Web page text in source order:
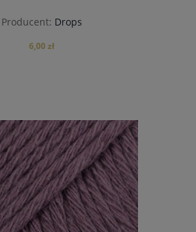
Producent: Drops
6,00 zł
do koszyka